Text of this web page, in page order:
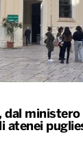
dal
atenei